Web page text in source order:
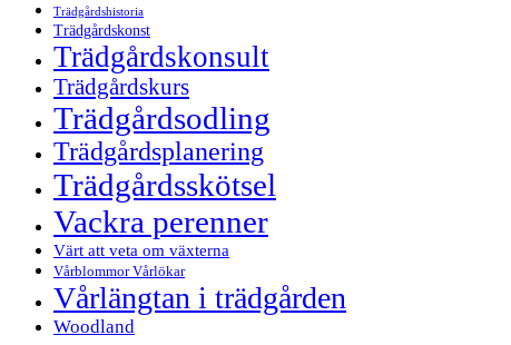
Trädgårdshistoria
Trädgårdskonst
Trädgårdskonsult
Trädgårdskurs
Trädgårdsodling
Trädgårdsplanering
Trädgårdsskötsel
Vackra perenner
Värt att veta om växterna
Vårblommor Vårlökar
Vårlängtan i trädgården
Woodland